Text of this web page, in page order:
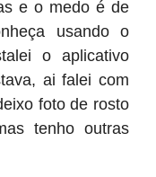
e o medo é de
usando o
o aplicativo
ai falei com
foto de rosto
tenho outras